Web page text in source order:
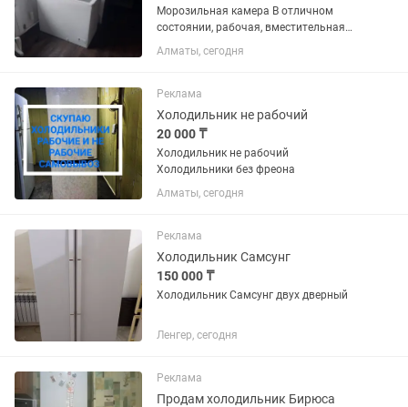
Морозильная камера В отличном
состоянии, рабочая, вместительная
Ширина - 50 см Длина - 90 см Высота -
Алматы, сегодня
Реклама
Холодильник не рабочий
20 000 ₸
Холодильник не рабочий
Холодильники без фреона
Алматы, сегодня
Реклама
Холодильник Самсунг
150 000 ₸
Холодильник Самсунг двух дверный
Ленгер, сегодня
Реклама
Продам холодильник Бирюса